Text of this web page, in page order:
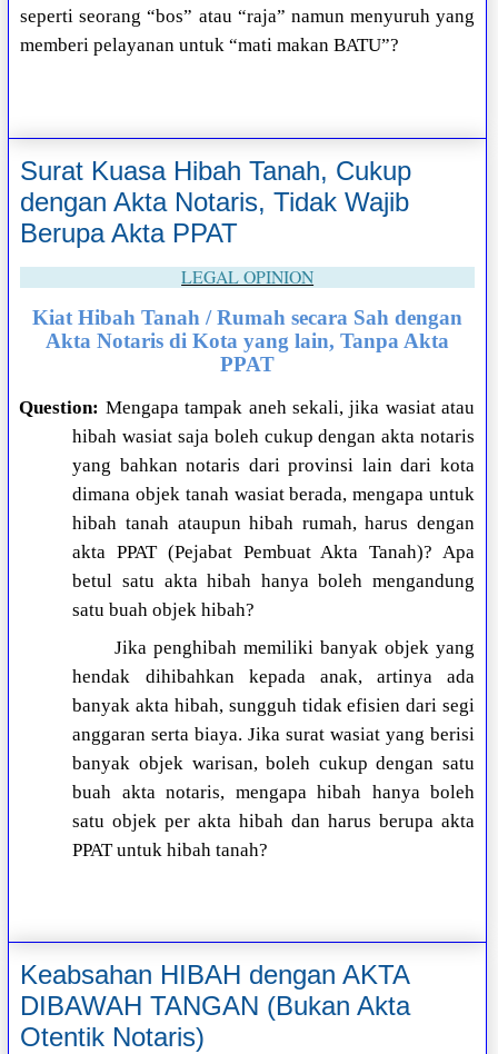
seperti seorang “bos” atau “raja” namun menyuruh yang
memberi pelayanan untuk “mati makan BATU”?
Surat Kuasa Hibah Tanah, Cukup
dengan Akta Notaris, Tidak Wajib
Berupa Akta PPAT
LEGAL OPINION
Kiat Hibah Tanah / Rumah secara Sah dengan
Akta Notaris di Kota yang lain, Tanpa Akta
PPAT
Question: Mengapa tampak aneh sekali, jika wasiat atau
hibah wasiat saja boleh cukup dengan akta notaris
yang bahkan notaris dari provinsi lain dari kota
dimana objek tanah wasiat berada, mengapa untuk
hibah tanah ataupun hibah rumah, harus dengan
akta PPAT (Pejabat Pembuat Akta Tanah)? Apa
betul satu akta hibah hanya boleh mengandung
satu buah objek hibah?
Jika penghibah memiliki banyak objek yang
hendak dihibahkan kepada anak, artinya ada
banyak akta hibah, sungguh tidak efisien dari segi
anggaran serta biaya. Jika surat wasiat yang berisi
banyak objek warisan, boleh cukup dengan satu
buah akta notaris, mengapa hibah hanya boleh
satu objek per akta hibah dan harus berupa akta
PPAT untuk hibah tanah?
Keabsahan HIBAH dengan AKTA
DIBAWAH TANGAN (Bukan Akta
Otentik Notaris)